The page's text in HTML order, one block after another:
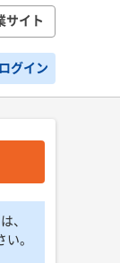
サイト
ログイン
、
。